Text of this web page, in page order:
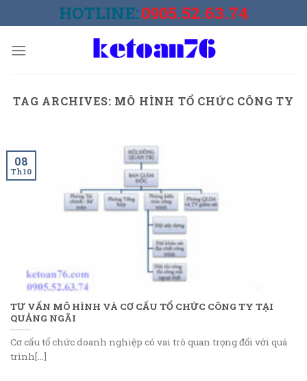
to
HOTLINE:0905.52.63.74
TAG ARCHIVES: MÔ HÌNH TỔ CHỨC CÔNG TY
TƯ VẤN MÔ HÌNH VÀ CƠ CẤU TỔ CHỨC CÔNG TY TẠI
QUẢNG NGÃI
Cơ cấu tổ chức doanh nghiệp có vai trò quan trọng đối với quá
trình[...]
08
Th10